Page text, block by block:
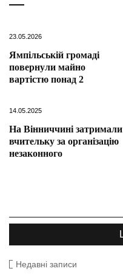
23.05.2026
Ямпільській громаді
повернули майно
вартістю понад 2
14.05.2025
На Вінниччині затримали
вчительку за організацію
незаконного
Недавні записи